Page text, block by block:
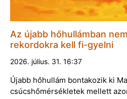
Az újabb hőhullámban
rekordokra kell fi-gyelni
2026. július. 31. 16:37
Újabb hőhullám bontakozik ki
csúcshőmérsékletek mellett